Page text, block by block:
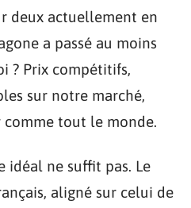
deux actuellement en
a passé au moins
? Prix compétitifs,
sur notre marché,
comme tout le monde.
idéal ne suffit pas. Le
aligné sur celui de